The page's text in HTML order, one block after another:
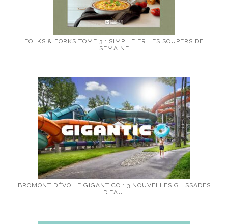
FOLKS & FORKS TOME 3 : SIMPLIFIER LES SOUPERS DE
SEMAINE
BROMONT DÉVOILE GIGANTICO : 3 NOUVELLES GLISSADES
D’EAU!